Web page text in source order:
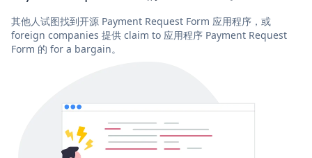
其他人试图找到开源 Payment Request Form 应用程序，或
foreign companies 提供 claim to 应用程序 Payment Request
Form 的 for a bargain。